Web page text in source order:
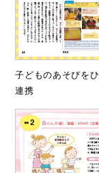
子どものあそびを
連携